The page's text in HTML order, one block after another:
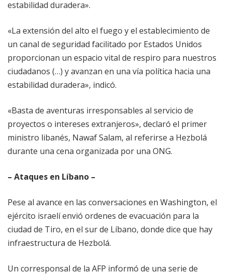
estabilidad duradera».
«La extensión del alto el fuego y el establecimiento de
un canal de seguridad facilitado por Estados Unidos
proporcionan un espacio vital de respiro para nuestros
ciudadanos (…) y avanzan en una vía política hacia una
estabilidad duradera», indicó.
«Basta de aventuras irresponsables al servicio de
proyectos o intereses extranjeros», declaró el primer
ministro libanés, Nawaf Salam, al referirse a Hezbolá
durante una cena organizada por una ONG.
– Ataques en Líbano –
Pese al avance en las conversaciones en Washington, el
ejército israelí envió ordenes de evacuación para la
ciudad de Tiro, en el sur de Líbano, donde dice que hay
infraestructura de Hezbolá.
Un corresponsal de la AFP informó de una serie de